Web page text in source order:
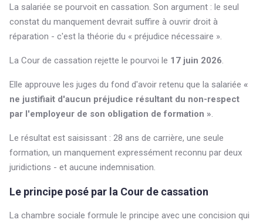
La salariée se pourvoit en cassation. Son argument : le seul
constat du manquement devrait suffire à ouvrir droit à
réparation - c'est la théorie du « préjudice nécessaire ».
La Cour de cassation rejette le pourvoi le 17 juin 2026.
Elle approuve les juges du fond d'avoir retenu que la salariée «
ne justifiait d'aucun préjudice résultant du non-respect
par l'employeur de son obligation de formation ».
Le résultat est saisissant : 28 ans de carrière, une seule
formation, un manquement expressément reconnu par deux
juridictions - et aucune indemnisation.
Le principe posé par la Cour de cassation
La chambre sociale formule le principe avec une concision qui